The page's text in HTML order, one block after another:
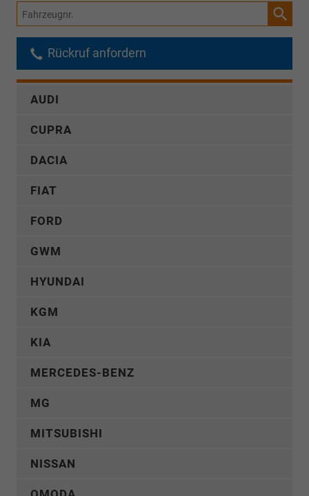
Fahrzeugnr.
Rückruf anfordern
AUDI
CUPRA
DACIA
FIAT
FORD
GWM
HYUNDAI
KGM
KIA
MERCEDES-BENZ
MG
MITSUBISHI
NISSAN